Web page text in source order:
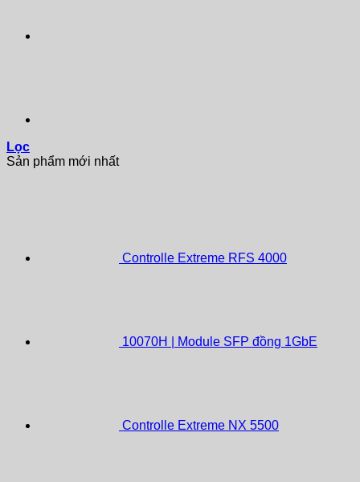
Lọc
Sản phẩm mới nhất
Controlle Extreme RFS 4000
10070H | Module SFP đồng 1GbE
Controlle Extreme NX 5500